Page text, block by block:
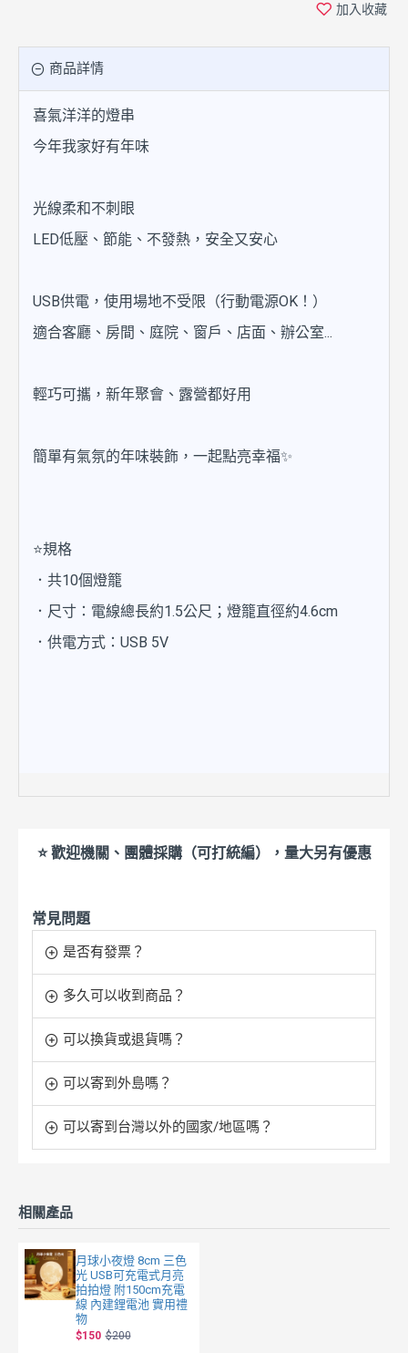
加入收藏
商品詳情
喜氣洋洋的燈串
今年我家好有年味
光線柔和不刺眼
LED低壓、節能、不發熱，安全又安心
USB供電，使用場地不受限（行動電源OK！）
適合客廳、房間、庭院、窗戶、店面、辦公室...
輕巧可攜，新年聚會、露營都好用
簡單有氣氛的年味裝飾，一起點亮幸福✨
⭐規格
．共10個燈籠
．尺寸：電線總長約1.5公尺；燈籠直徑約4.6cm
．供電方式：USB 5V
⭐ 歡迎機關、團體採購（可打統編），量大另有優惠
常見問題
是否有發票？
多久可以收到商品？
可以換貨或退貨嗎？
可以寄到外島嗎？
可以寄到台灣以外的國家/地區嗎？
相關產品
月球小夜燈 8cm 三色
光 USB可充電式月亮
拍拍燈 附150cm充電
線 內建鋰電池 實用禮
物
$150 $200